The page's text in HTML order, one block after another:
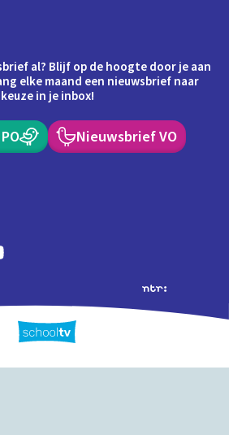
al? Blijf op de hoogte door je aan
elke maand een nieuwsbrief naar
keuze in je inbox!
Nieuwsbrief VO